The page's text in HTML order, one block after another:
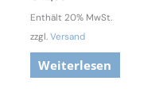
Enthält 20% MwSt.
zzgl.Versand
Weiterlesen